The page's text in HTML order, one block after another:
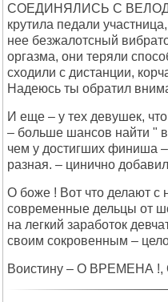
СОЕДИНЯЛИСЬ С
крутила педали
нее безжалотсный
оргазма, они теряли
сходили с дистанции,
Надеюсь ты обратил
И еще – у тех девушек,
– больше шансов найти "
чем у достигших финиша –
разная. – цинично
О боже ! Вот что делают
современные дельцы от
на легкий заработок
своим сокровенным –
Воистину – О ВРЕМЕНА